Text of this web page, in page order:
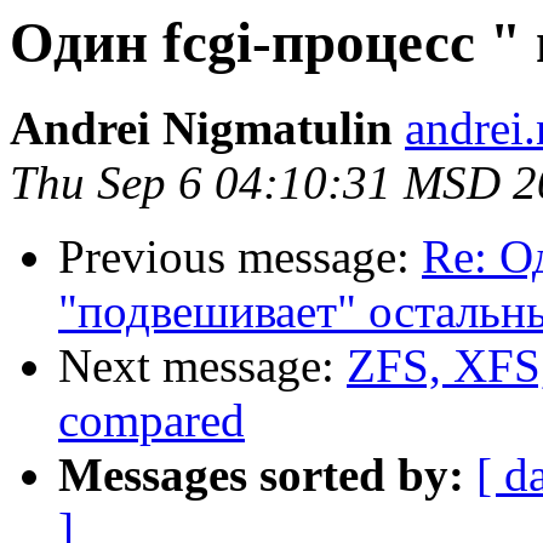
Один fcgi-процесс "
Andrei Nigmatulin
Thu Sep 6 04:10:31 MSD
Previous message: Re:
"подвешивает"
Next message: ZFS,
compared
Messages sorted by: [
]